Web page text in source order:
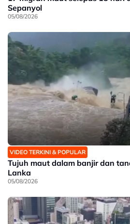
Sepanyol
05/08/2026
VIDEO TERKINI & POPULAR
Tujuh maut dalam banjir dan
Lanka
05/08/2026